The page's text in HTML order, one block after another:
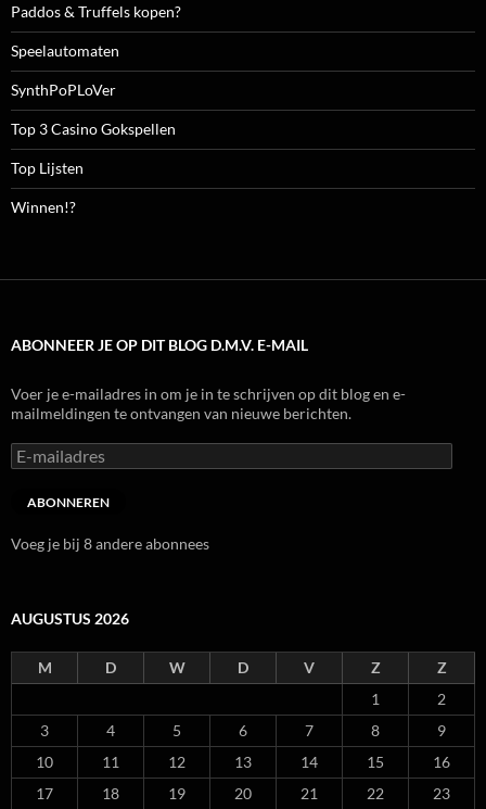
Paddos & Truffels kopen?
Speelautomaten
SynthPoPLoVer
Top 3 Casino Gokspellen
Top Lijsten
Winnen!?
ABONNEER JE OP DIT BLOG D.M.V. E-MAIL
Voer je e-mailadres in om je in te schrijven op dit blog en e-
mailmeldingen te ontvangen van nieuwe berichten.
E-
mailadres
ABONNEREN
Voeg je bij 8 andere abonnees
AUGUSTUS 2026
M D W D V Z
Z
1
2
3
4 5 6 7 8
9
10
11 12 13 14 15
16
17
18 19 20 21 22
23